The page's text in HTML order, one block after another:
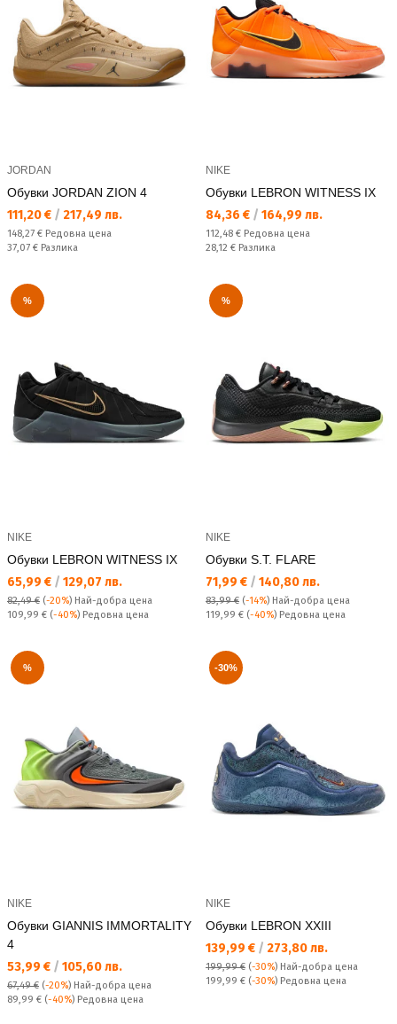
JORDAN
Обувки JORDAN ZION 4
Текуща цена:
111,20 € / 217,49 лв.
Редовна цена:
148,27 € Редовна цена
Спестявате:
37,07 € Разлика
NIKE
Обувки LEBRON WITNESS IX
Текуща цена:
84,36 € / 164,99 лв.
Редовна цена:
112,48 € Редовна цена
Спестявате:
28,12 € Разлика
%
NIKE
Обувки LEBRON WITNESS IX
Текуща цена:
65,99 € / 129,07 лв.
82,49 € (-20%) Най-добра цена
Редовна цена:
109,99 € (-40%) Редовна цена
%
NIKE
Обувки S.T. FLARE
Текуща цена:
71,99 € / 140,80 лв.
83,99 € (-14%) Най-добра цена
Редовна цена:
119,99 € (-40%) Редовна цена
%
NIKE
Обувки GIANNIS IMMORTALITY
4
Текуща цена:
53,99 € / 105,60 лв.
67,49 € (-20%) Най-добра цена
Редовна цена:
89,99 € (-40%) Редовна цена
-30%
NIKE
Обувки LEBRON XXIII
Текуща цена:
139,99 € / 273,80 лв.
199,99 € (-30%) Най-добра цена
Редовна цена:
199,99 € (-30%) Редовна цена